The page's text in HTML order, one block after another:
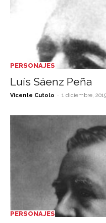
PERSONAJES
Luís Sáenz Peña
Vicente Cutolo - 1 diciembre,
PERSONAJES